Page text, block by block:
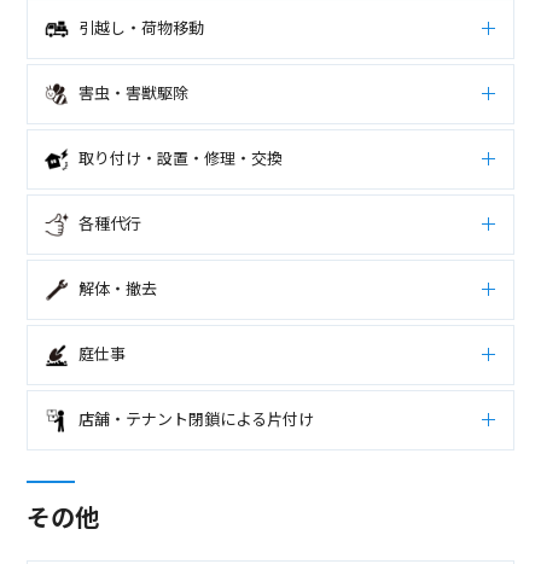
引越し・荷物移動
害虫・害獣駆除
取り付け・設置・修理・交換
各種代行
解体・撤去
庭仕事
店舗・テナント閉鎖による片付け
その他